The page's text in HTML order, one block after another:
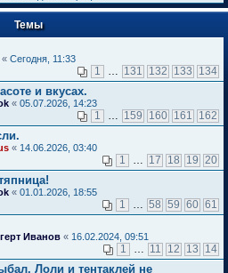
Темы
« Сегодня, 11:33
1 131 132 133 134
и вкусах.
« 05.07.2026, 14:23
1 159 160 161 162
« 14.06.2026, 03:40
1 17 18 19 20
« 01.01.2026, 18:55
1 58 59 60 61
Иванов « 16.02.2024, 09:51
1 11 12 13 14
Лоли и тентаклей не